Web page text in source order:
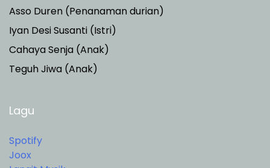
Asso Duren (Penanaman durian)
Iyan Desi Susanti (Istri)
Cahaya Senja (Anak)
Teguh Jiwa (Anak)
Lagu
Spotify
Joox